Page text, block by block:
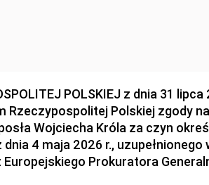
POLSKIEJ z dnia 31 lipca
Rzeczypospolitej Polskiej zgody
Wojciecha Króla za czyn
4 maja 2026 r., uzupełnionego
Prokuratora